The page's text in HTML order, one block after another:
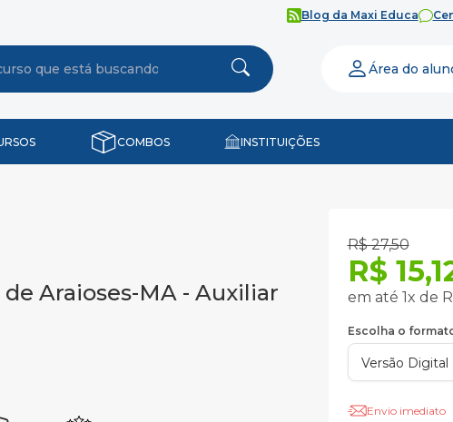
Blog da Maxi Educa
Área do
COMBOS INSTITUIÇÕES
Araioses-MA - Auxiliar
R$ 27,50
R$
em até 1x de
Escolha o
Envio imediato